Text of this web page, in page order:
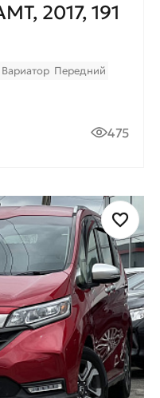
2017, 191
Вариатор Передний
475